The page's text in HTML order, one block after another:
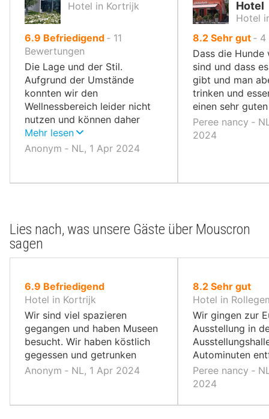
Hotel in Kortrijk
6.9 von
10,
Befriedigend ‐ 11
Bewertungen
Die Lage und der Stil.
Aufgrund der Umstände
konnten wir den
Wellnessbereich leider nicht
nutzen und können daher
keine Bewertung abgeben
Mehr lesen
Anonym ‐ NL, 1 Apr 2024
Hotel
Hotel
8.2 von
10,
Sehr gut ‐ 4
Dass die Hunde
sind und dass
gibt und man
trinken und
einen sehr
Peree nancy ‐
2024
Lies nach, was unsere Gäste über Mouscron
sagen
6.9 von
10,
Befriedigend
Hotel in Kortrijk
Wir sind viel spazieren
gegangen und haben Museen
besucht. Wir haben köstlich
gegessen und getrunken
Anonym ‐ NL, 1 Apr 2024
8.2 von
10,
Sehr gut
Hotel in
Wir gingen zur
Ausstellung in
Autominuten
Peree nancy ‐
2024